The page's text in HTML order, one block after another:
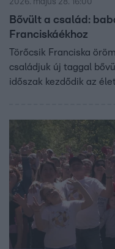
2026. május 28. 16:00
Bővült a család:
Franciskáékhoz
Törőcsik Franciska
családjuk új taggal
időszak kezdődik az